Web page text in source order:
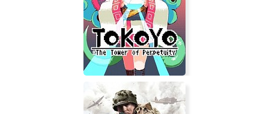
Dangerous Driving